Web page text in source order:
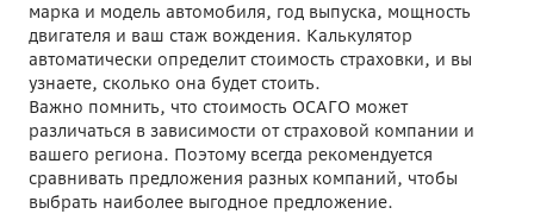
марка и модель автомобиля, год выпуска, мощность
двигателя и ваш стаж вождения. Калькулятор
автоматически определит стоимость страховки, и вы
узнаете, сколько она будет стоить.
Важно помнить, что стоимость ОСАГО может
различаться в зависимости от страховой компании и
вашего региона. Поэтому всегда рекомендуется
сравнивать предложения разных компаний, чтобы
выбрать наиболее выгодное предложение.